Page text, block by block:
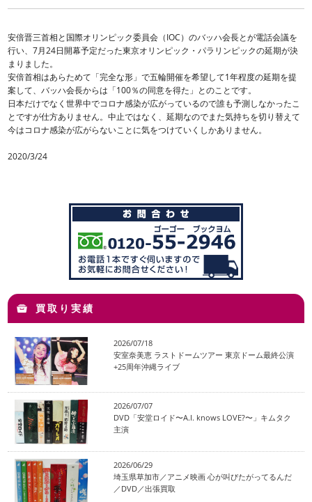
安倍晋三首相と国際オリンピック委員会（IOC）のバッハ会長とが電話会議を
行い、7月24日開幕予定だった東京オリンピック・パラリンピックの延期が決
まりました。
安倍首相はあらためて「完全な形」で五輪開催を希望して1年程度の延期を提
案して、バッハ会長からは「100％の同意を得た」とのことです。
日本だけでなく世界中でコロナ感染が広がっているので誰も予測しなかったこ
とですが仕方ありません。中止ではなく、延期なのでまた気持ちを切り替えて
今はコロナ感染が広がらないことに気をつけていくしかありません。
2020/3/24
買取り実績
2026/07/18
安室奈美恵 ラストドームツアー 東京ドーム最終公演
+25周年沖縄ライブ
2026/07/07
DVD「安堂ロイド〜A.I. knows LOVE?〜」キムタク
主演
2026/06/29
埼玉県草加市／アニメ映画 心が叫びたがってるんだ
／DVD／出張買取